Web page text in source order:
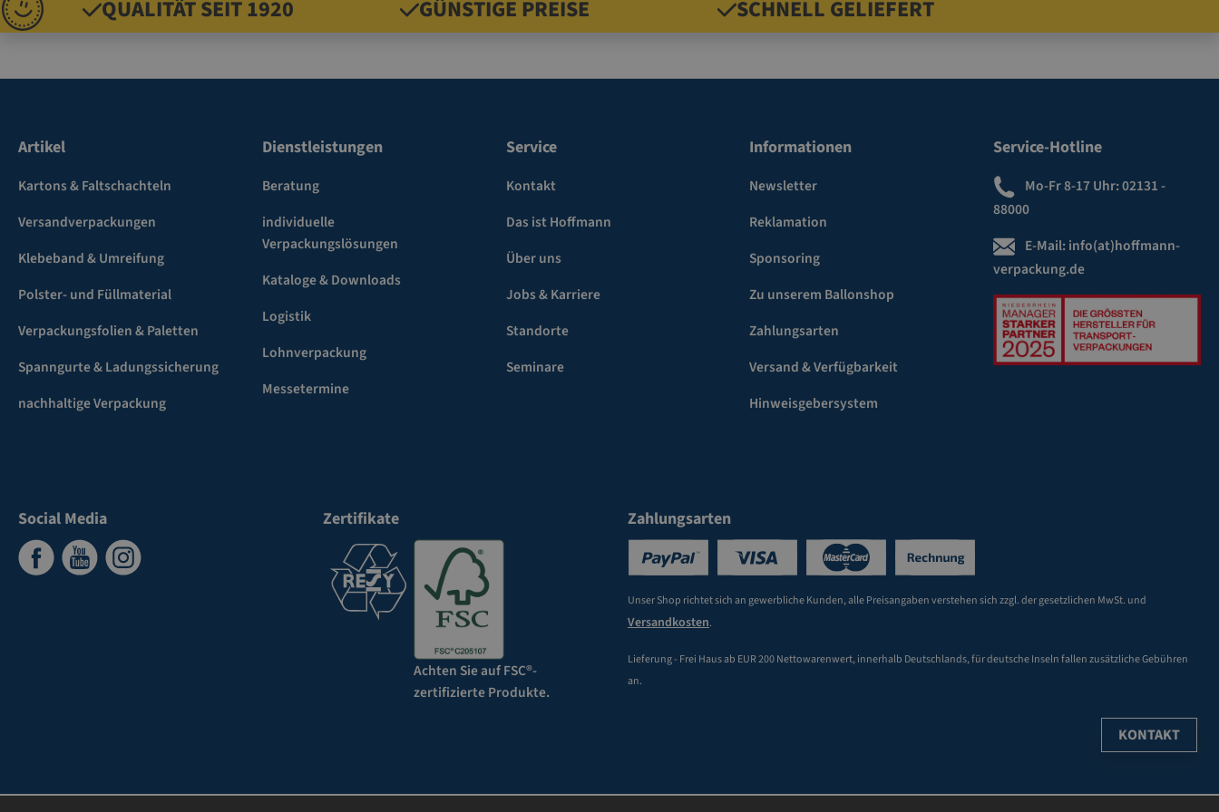
QUALITÄT SEIT 1920 GÜNSTIGE PREISE SCHNELL GELIEFERT
Artikel
Kartons & Faltschachteln
Versandverpackungen
Klebeband & Umreifung
Polster- und Füllmaterial
Verpackungsfolien & Paletten
Spanngurte & Ladungssicherung
nachhaltige Verpackung
Dienstleistungen
Beratung
individuelle
Verpackungslösungen
Kataloge & Downloads
Logistik
Lohnverpackung
Messetermine
Service
Kontakt
Das ist Hoffmann
Über uns
Jobs & Karriere
Standorte
Seminare
Informationen
Newsletter
Reklamation
Sponsoring
Zu unserem Ballonshop
Zahlungsarten
Versand & Verfügbarkeit
Hinweisgebersystem
Service-Hotline
Mo-Fr 8-17 Uhr:02131 -
88000
E-Mail: info(at)hoffmann-
verpackung.de
Social Media Zertifikate
Achten Sie auf FSC®-
zertifizierte Produkte.
Zahlungsarten
Unser Shop richtet sich an gewerbliche Kunden, alle Preisangaben verstehen sich zzgl. der gesetzlichen MwSt. und
Versandkosten.
Lieferung - Frei Haus ab EUR 200 Nettowarenwert, innerhalb Deutschlands, für deutsche Inseln fallen zusätzliche Gebühren
an.
KONTAKT